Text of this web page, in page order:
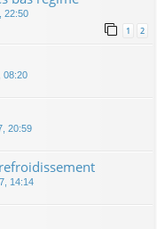
22:50
1 2
08:20
20:59
14:14